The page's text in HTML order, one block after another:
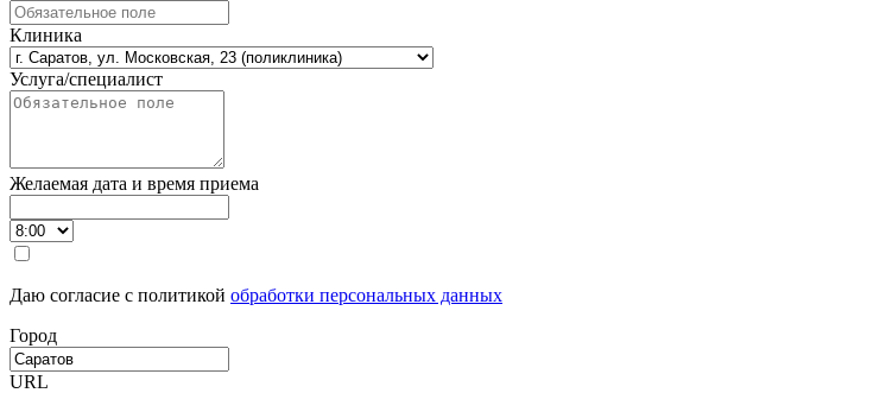
Клиника
Услуга/специалист
Желаемая дата и время приема
Даю согласие с политикой обработки персональных данных
Город
URL